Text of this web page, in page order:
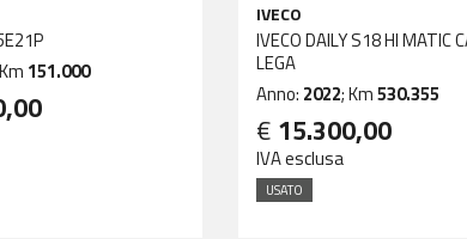
151.000
IVECO
IVECO DAILY S18 HI MATIC
LEGA
Anno: 2022; Km530.355
€ 15.300,00
IVA esclusa
USATO